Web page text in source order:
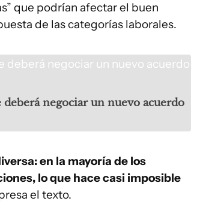
que podrían afectar el buen
de las categorías laborales.
negociar un nuevo acuerdo
en la mayoría de los
lo que hace casi imposible
el texto.